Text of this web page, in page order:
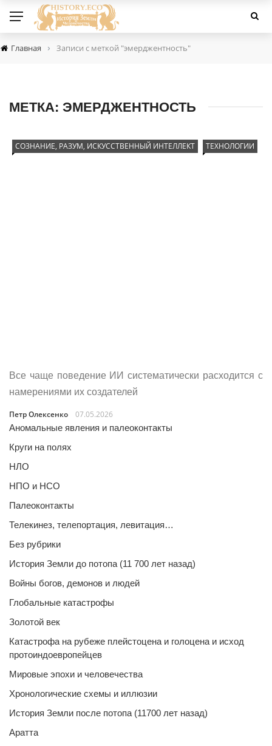
Главная › Записи с меткой "эмерджентность"
МЕТКА: ЭМЕРДЖЕНТНОСТЬ
СОЗНАНИЕ, РАЗУМ, ИСКУССТВЕННЫЙ ИНТЕЛЛЕКТ ТЕХНОЛОГИИ
Все чаще поведение ИИ систематически расходится с
намерениями их создателей
Петр Олексенко
07.05.2026
Аномальные явления и палеоконтакты
Круги на полях
НЛО
НПО и НСО
Палеоконтакты
Телекинез, телепортация, левитация…
Без рубрики
История Земли до потопа (11 700 лет назад)
Войны богов, демонов и людей
Глобальные катастрофы
Золотой век
Катастрофа на рубеже плейстоцена и голоцена и исход
протоиндоевропейцев
Мировые эпохи и человечества
Хронологические схемы и иллюзии
История Земли после потопа (11700 лет назад)
Аратта